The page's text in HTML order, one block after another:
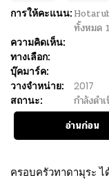
การให้คะแนน:
ทั้งหมด 1
ความคิดเห็น:
ทางเลือก:
บุ๊คมาร์ค:
วางจำหน่าย:
2017
สถานะ:
กำลังดำ
อ่านก่อน
ครอบครัวทาดามุระ